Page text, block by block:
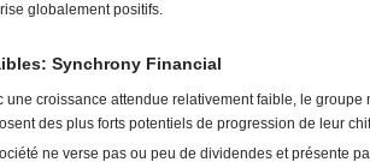
globalement positifs.
Synchrony Financial
une croissance attendue relativement faible, le groupe
des plus forts potentiels de progression de leur
ne verse pas ou peu de dividendes et présente